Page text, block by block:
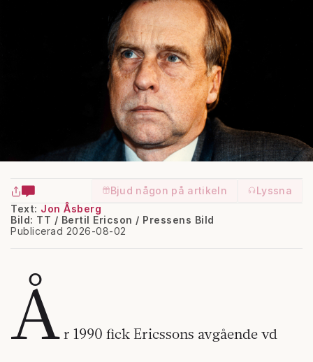
Om du vill läsa mer om hur vi hanterar personuppgifter
här.
Bjud någon på artikeln
Lyssna
Text: Jon Åsberg
Publicerad 2026-08-02
Bild: TT / Bertil Ericson / Pressens Bild
Å r 1990 fick Ericssons avgående vd